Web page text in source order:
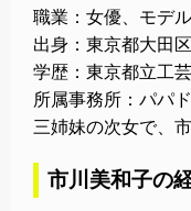
職業：女優、モデル
出身：東京都大田区
学歴：東京都立工
所属事務所：パパド
三姉妹の次女で、
市川美和子の